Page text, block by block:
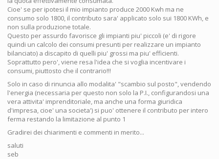
Cioe' se per ipotesi il mio impianto produce 2000 Kwh ma ne
consumo solo 1800, il contributo sara' applicato solo sui 1800 KWh, e
non sulla produzione totale.
Questo per assurdo favorisce gli impianti piu' piccoli (e' di rigore
quindi un calcolo dei consumi presunti per realizzare un impianto
bilanciato) a discapito di quelli piu' grossi ma piu' efficienti.
Soprattutto pero', viene resa l'idea che si voglia incentivare i
consumi, piuttosto che il contrario!!!
Solo in caso di rinuncia allo modalita' "scambio sul posto", vendendo
l'energia (necessaria per questo non solo la P.I., configurandosi una
vera attivita' imprenditoriale, ma anche una forma giuridica
d'impresa, cioe' una societa') si puo' ottenere il contributo per intero
ferma restando la limitazione al punto 1
Gradirei dei chiarimenti e commenti in merito...
saluti
seb